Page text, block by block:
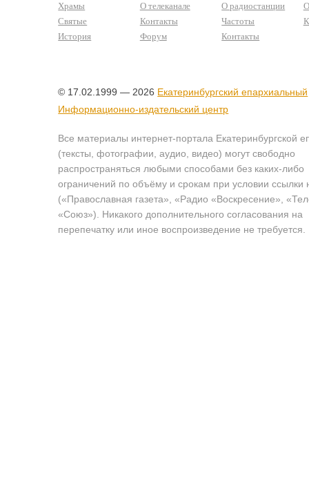
Храмы
Святые
История
О телеканале
Контакты
Форум
О радиостанции
Частоты
Контакты
© 17.02.1999 — 2026 Екатеринбургский епархиальный
Информационно-издательский центр
Все материалы интернет-портала Екатеринбургской
(тексты, фотографии, аудио, видео) могут свободно
распространяться любыми способами без каких-либо
ограничений по объёму и срокам при условии ссылки
(«Православная газета», «Радио «Воскресение»,
«Союз»). Никакого дополнительного согласования на
перепечатку или иное воспроизведение не требуется.